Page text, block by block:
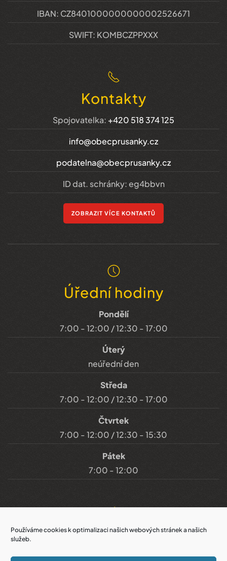
Používáme cookies k optimalizaci našich webových stránek a našich
služeb.
IBAN: CZ8401000000000002526671
SWIFT: KOMBCZPPXXX
Kontakty
Spojovatelka: +420 518 374 125
info@obecprusanky.cz
podatelna@obecprusanky.cz
ID dat. schránky: eg4bbvn
ZOBRAZIT VÍCE KONTAKTŮ
Úřední hodiny
Pondělí
7:00 - 12:00 / 12:30 - 17:00
Úterý
neúřední den
Středa
7:00 - 12:00 / 12:30 - 17:00
Čtvrtek
7:00 - 12:00 / 12:30 - 15:30
Pátek
7:00 - 12:00
Důležité odkazy
Prohlášení o přístupnosti